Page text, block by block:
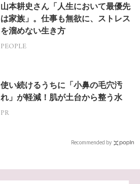
山本耕史さん「人生において最優先
は家族」。仕事も無欲に、ストレス
を溜めない生き方
PEOPLE
使い続けるうちに「小鼻の毛穴汚
れ」が軽減！肌が土台から整う水
PR
Recommended by